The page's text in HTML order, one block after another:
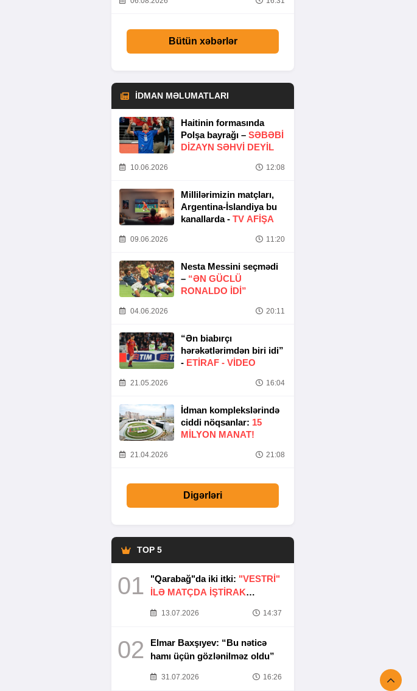
Bütün xəbərlər
İDMAN MƏLUMATLARI
Haitinin formasında
Polşa bayrağı – SƏBƏBI
DIZAYN SƏHVI DEYIL
10.06.2026 12:08
Millilərimizin matçları,
Argentina-İslandiya bu
kanallarda - TV AFİŞA
09.06.2026 11:20
Nesta Messini seçmədi
– “ƏN GÜCLÜ
RONALDO IDI”
04.06.2026 20:11
“Ən biabırçı
hərəkətlərimdən biri idi”
- ETIRAF - VİDEO
21.05.2026 16:04
İdman komplekslərində
ciddi nöqsanlar: 15
MILYON MANAT!
21.04.2026 21:08
Digərləri
TOP 5
01 "Qarabağ"da iki itki: "VESTRİ"
İLƏ MATÇDA İŞTİRAK
13.07.2026 14:37
02
Elmar Baxşıyev: “Bu nəticə
hamı üçün gözlənilməz oldu”
31.07.2026 16:26